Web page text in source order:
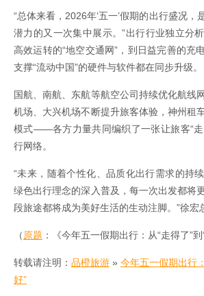
“总体来看，2026年‘五一’假期的出行盛况，
潜力的又一次集中展示。”出行行业独立分
高效运转的“地空交通网”，到日益完善的充
支撑“流动中国”的硬件与软件都在同步升级。
国航、南航、东航等航空公司持续优化航线
机场、大兴机场不断提升旅客体验，神州租
模式——各方力量共同编织了一张让旅客“走
行网络。
“未来，随着个性化、品质化出行需求的持
绿色出行理念的深入普及，每一次出发都将
段旅途都将成为美好生活的生动注脚。”徐宏
（原题 ：《今年五一假期出行：从“走得了”到
转载请注明： 品橙旅游 » 今年五一假期出行
好”